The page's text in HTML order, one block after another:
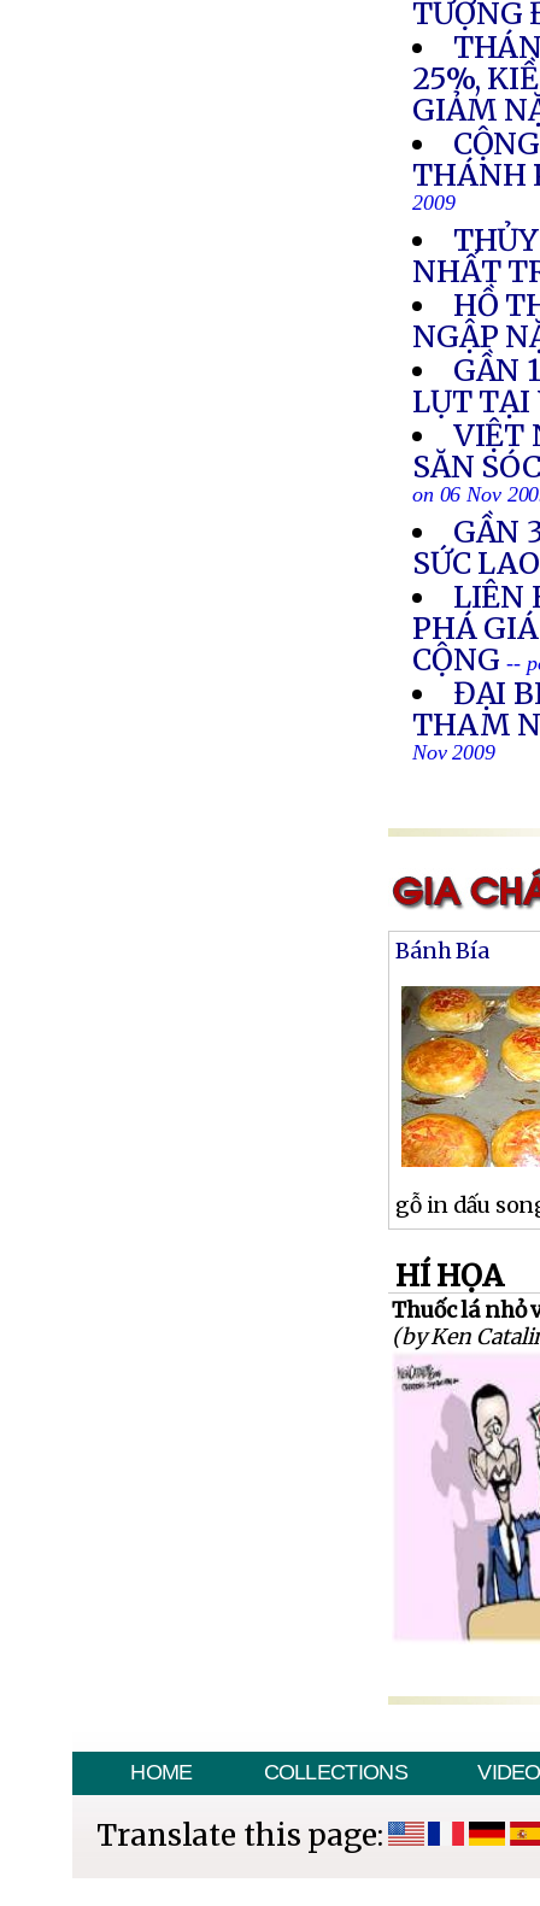
TƯỢNG
25%,
GIẢM
THÁNH
2009
NHẤT
HỒ
NGẬP
GẦN
LỤT
VIỆT
SĂN
on 06 Nov
GẦN
SỨC
LIÊN
PHÁ
CỘNG --
ĐẠI
THAM
Nov 2009
Bánh Bía
gỗ in dấu
HÍ HỌA
Thuốc lá nhỏ
(by Ken
HOME COLLECTIONS VIDEO
Translate this page: